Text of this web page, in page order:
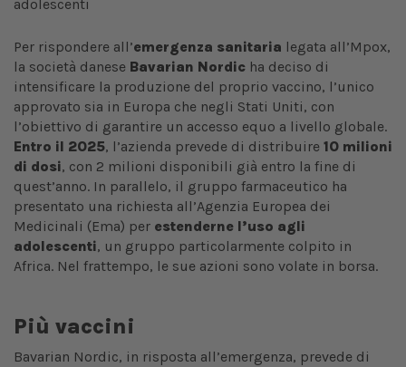
Per rispondere all’emergenza sanitaria legata all’Mpox,
la società danese Bavarian Nordic ha deciso di
intensificare la produzione del proprio vaccino, l’unico
approvato sia in Europa che negli Stati Uniti, con
l’obiettivo di garantire un accesso equo a livello globale.
Entro il 2025, l’azienda prevede di distribuire 10 milioni
di dosi, con 2 milioni disponibili già entro la fine di
quest’anno. In parallelo, il gruppo farmaceutico ha
presentato una richiesta all’Agenzia Europea dei
Medicinali (Ema) per estenderne l’uso agli
adolescenti, un gruppo particolarmente colpito in
Africa. Nel frattempo, le sue azioni sono volate in borsa.
Più vaccini
Bavarian Nordic, in risposta all’emergenza, prevede di